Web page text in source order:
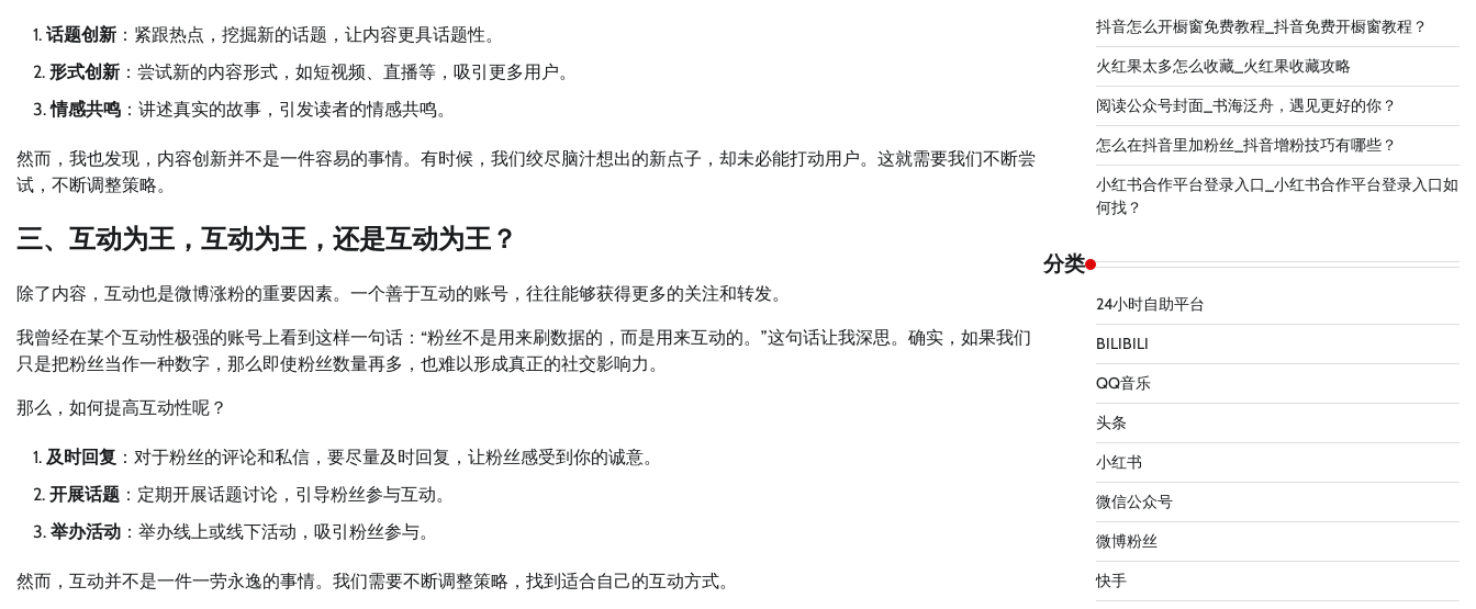
话题创新 ：紧跟热点，挖掘新的话题，让内容更具话题性。
形式创新 ：尝试新的内容形式，如短视频、直播等，吸引更多用户。
情感共鸣 ：讲述真实的故事，引发读者的情感共鸣。
然而，我也发现，内容创新并不是一件容易的事情。有时候，我们绞尽脑汁想出的新点子，却未必能打动用户。这就需要我们不断尝
试，不断调整策略。
三、互动为王，互动为王，还是互动为王？
除了内容，互动也是微博涨粉的重要因素。一个善于互动的账号，往往能够获得更多的关注和转发。
我曾经在某个互动性极强的账号上看到这样一句话：“粉丝不是用来刷数据的，而是用来互动的。”这句话让我深思。确实，如果我们
只是把粉丝当作一种数字，那么即使粉丝数量再多，也难以形成真正的社交影响力。
那么，如何提高互动性呢？
及时回复 ：对于粉丝的评论和私信，要尽量及时回复，让粉丝感受到你的诚意。
开展话题 ：定期开展话题讨论，引导粉丝参与互动。
举办活动 ：举办线上或线下活动，吸引粉丝参与。
然而，互动并不是一件一劳永逸的事情。我们需要不断调整策略，找到适合自己的互动方式。
抖音怎么开橱窗免费教程_抖音免费开橱窗教程？
火红果太多怎么收藏_火红果收藏攻略
阅读公众号封面_书海泛舟，遇见更好的你？
怎么在抖音里加粉丝_抖音增粉技巧有哪些？
小红书合作平台登录入口_小红书合作平台登录入口如
何找？
分类
24小时自助平台
BILIBILI
QQ音乐
头条
小红书
微信公众号
微博粉丝
快手